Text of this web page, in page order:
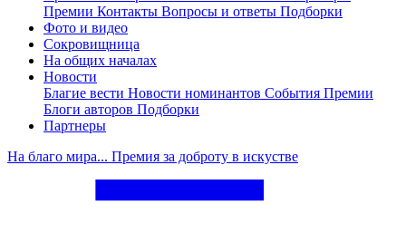
Премии Контакты Вопросы и ответы Подборки
Фото и видео
Сокровищница
На общих началах
Новости
Благие вести Новости номинантов События Премии
Блоги авторов Подборки
Партнеры
На благо мира... Премия за доброту в искустве